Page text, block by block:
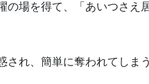
場を得て、「あいつさえ
れ、簡単に奪われてしま